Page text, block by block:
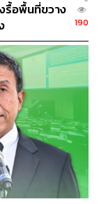
รื้อพื้นที่ขวาง
190